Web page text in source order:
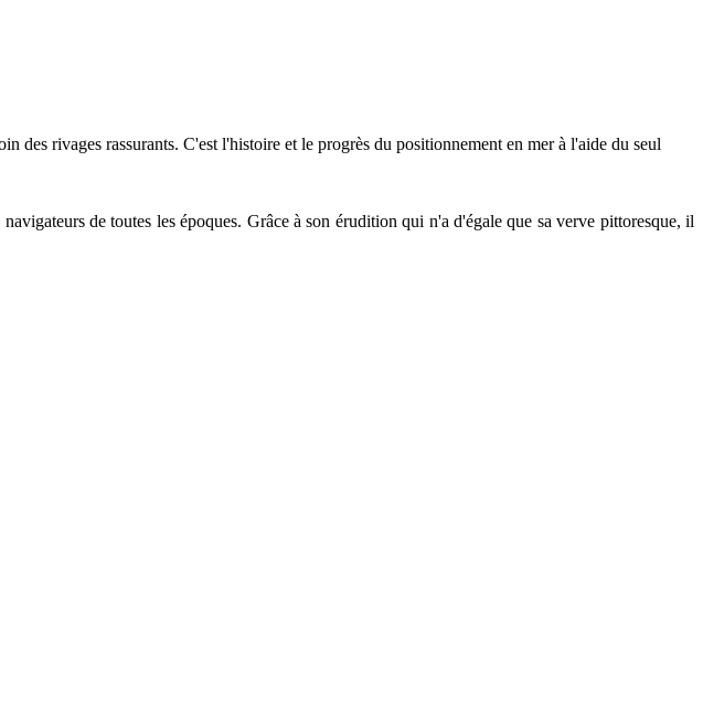
des rivages rassurants. C'est l'histoire et le progrès du positionnement en mer à l'aide du seul
de toutes les époques. Grâce à son érudition qui n'a d'égale que sa verve pittoresque, il